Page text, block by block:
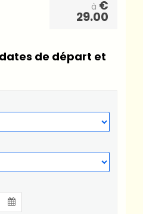
à €
29.00
de départ et